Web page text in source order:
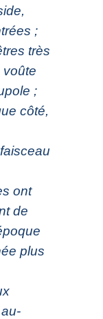
;
très
voûte
;
côté,
ont
de
plus